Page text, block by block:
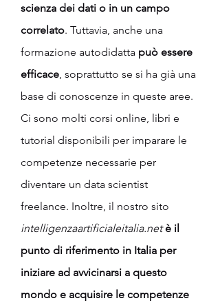
scienza dei dati o in un campo
correlato. Tuttavia, anche una
formazione autodidatta può essere
efficace , soprattutto se si ha già una
base di conoscenze in queste aree.
Ci sono molti corsi online, libri e
tutorial disponibili per imparare le
competenze necessarie per
diventare un data scientist
freelance. Inoltre, il nostro sito
intelligenzaartificialeitalia.net è il
punto di riferimento in Italia per
iniziare ad avvicinarsi a questo
mondo e acquisire le competenze